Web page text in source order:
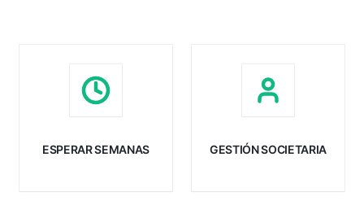
ESPERAR SEMANAS
poder facturar porque
los trámites de
GESTIÓN SOCIETARIA
pagar la cuota de
autónomo societario y